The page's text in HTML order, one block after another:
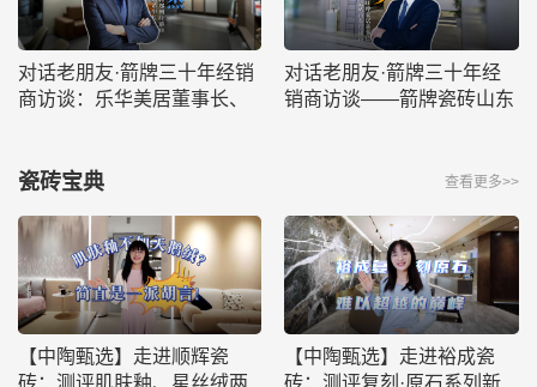
对话老朋友·箭牌三十年经销
商访谈：乐华美居董事长、
对话老朋友·箭牌三十年经
销商访谈——箭牌瓷砖山东
瓷砖宝典 查看更多>>
【中陶甄选】走进顺辉瓷
砖：测评肌肤釉、星丝绒两
【中陶甄选】走进裕成瓷
砖：测评复刻·原石系列新